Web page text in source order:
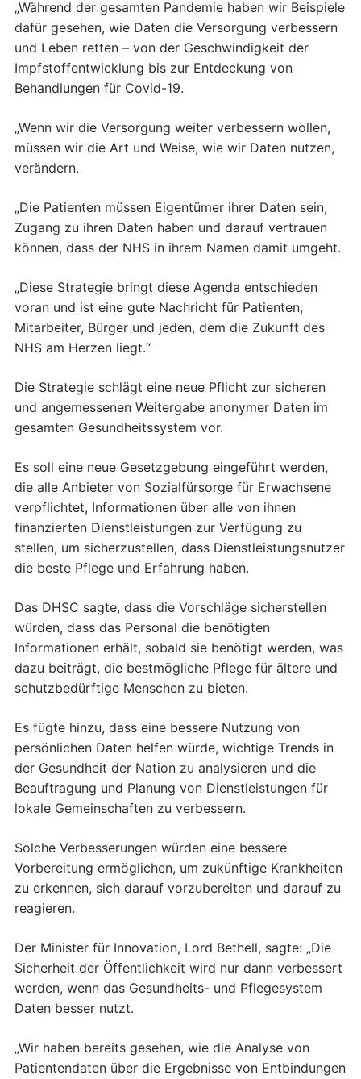
„Während der gesamten Pandemie haben wir Beispiele
dafür gesehen, wie Daten die Versorgung verbessern
und Leben retten – von der Geschwindigkeit der
Impfstoffentwicklung bis zur Entdeckung von
Behandlungen für Covid-19.
„Wenn wir die Versorgung weiter verbessern wollen,
müssen wir die Art und Weise, wie wir Daten nutzen,
verändern.
„Die Patienten müssen Eigentümer ihrer Daten sein,
Zugang zu ihren Daten haben und darauf vertrauen
können, dass der NHS in ihrem Namen damit umgeht.
„Diese Strategie bringt diese Agenda entschieden
voran und ist eine gute Nachricht für Patienten,
Mitarbeiter, Bürger und jeden, dem die Zukunft des
NHS am Herzen liegt.“
Die Strategie schlägt eine neue Pflicht zur sicheren
und angemessenen Weitergabe anonymer Daten im
gesamten Gesundheitssystem vor.
Es soll eine neue Gesetzgebung eingeführt werden,
die alle Anbieter von Sozialfürsorge für Erwachsene
verpflichtet, Informationen über alle von ihnen
finanzierten Dienstleistungen zur Verfügung zu
stellen, um sicherzustellen, dass Dienstleistungsnutzer
die beste Pflege und Erfahrung haben.
Das DHSC sagte, dass die Vorschläge sicherstellen
würden, dass das Personal die benötigten
Informationen erhält, sobald sie benötigt werden, was
dazu beiträgt, die bestmögliche Pflege für ältere und
schutzbedürftige Menschen zu bieten.
Es fügte hinzu, dass eine bessere Nutzung von
persönlichen Daten helfen würde, wichtige Trends in
der Gesundheit der Nation zu analysieren und die
Beauftragung und Planung von Dienstleistungen für
lokale Gemeinschaften zu verbessern.
Solche Verbesserungen würden eine bessere
Vorbereitung ermöglichen, um zukünftige Krankheiten
zu erkennen, sich darauf vorzubereiten und darauf zu
reagieren.
Der Minister für Innovation, Lord Bethell, sagte: „Die
Sicherheit der Öffentlichkeit wird nur dann verbessert
werden, wenn das Gesundheits- und Pflegesystem
Daten besser nutzt.
„Wir haben bereits gesehen, wie die Analyse von
Patientendaten über die Ergebnisse von Entbindungen